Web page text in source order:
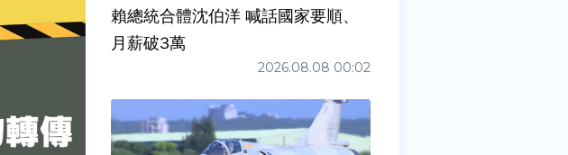
賴總統合體沈伯洋 喊話國家要順、
月薪破3萬
2026.08.08 00:02